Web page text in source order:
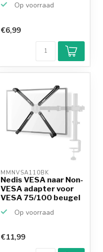
Op voorraad
€6,99
MMNVSA110BK
Nedis VESA naar Non-
VESA adapter voor
VESA 75/100 beugel
Op voorraad
€11,99